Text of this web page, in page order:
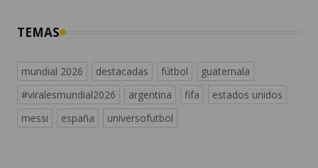
TEMAS
mundial 2026 destacadas fútbol
guatemala
#viralesmundial2026
argentina fifa
estados unidos
messi
españa universofutbol